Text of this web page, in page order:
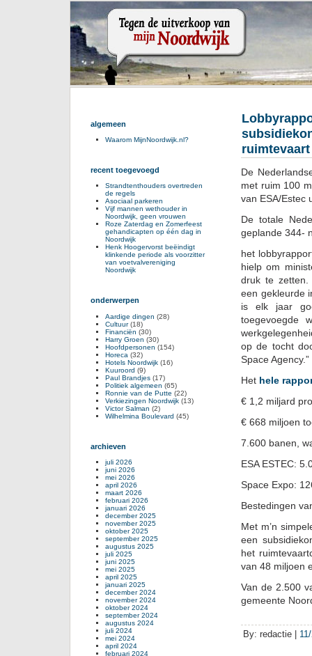
De
met ruim 100
van ESA/Estec
De totale
geplande 344-
het
hielp om
druk te zetten.
een gekleurde
is elk jaar
toegevoegde
op de tocht
Space Agency.”
Het hele
€ 1,2 miljard
€ 668 miljoen
7.600 banen,
ESA ESTEC:
Space Expo:
Bestedingen
Met m’n
een
het
van 48 miljoen
Van de 2.500
gemeente
By: redactie |
algemeen
Waarom MijnNoordwijk.nl?
recent toegevoegd
Strandtenthouders overtreden
de regels
Asociaal parkeren
Vijf mannen wethouder in
Noordwijk, geen vrouwen
Roze Zaterdag en Zomerfeest
gehandicapten op één dag in
Noordwijk
Henk Hoogervorst beëindigt
klinkende periode als voorzitter
van voetvalvereniging
Noordwijk
onderwerpen
Aardige dingen (28)
Cultuur(18)
Financiën (30)
Harry Groen (30)
Hoofdpersonen (154)
Horeca (32)
Hotels Noordwijk (16)
Kuuroord (9)
Paul Brandjes (17)
Politiek algemeen (65)
Ronnie van de Putte (22)
Verkiezingen Noordwijk (13)
Victor Salman (2)
Wilhelmina Boulevard (45)
archieven
juli 2026
juni 2026
mei 2026
april 2026
maart 2026
februari 2026
januari 2026
december 2025
november 2025
oktober 2025
september 2025
augustus 2025
juli 2025
juni 2025
mei 2025
april 2025
januari 2025
december 2024
november 2024
oktober 2024
september 2024
augustus 2024
juli 2024
mei 2024
april 2024
februari 2024